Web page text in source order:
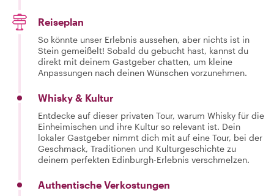
Reiseplan
So könnte unser Erlebnis aussehen, aber nichts ist in
Stein gemeißelt! Sobald du gebucht hast, kannst du
direkt mit deinem Gastgeber chatten, um kleine
Anpassungen nach deinen Wünschen vorzunehmen.
Whisky & Kultur
Entdecke auf dieser privaten Tour, warum Whisky für die
Einheimischen und ihre Kultur so relevant ist. Dein
lokaler Gastgeber nimmt dich mit auf eine Tour, bei der
Geschmack, Traditionen und Kulturgeschichte zu
deinem perfekten Edinburgh-Erlebnis verschmelzen.
Authentische Verkostungen